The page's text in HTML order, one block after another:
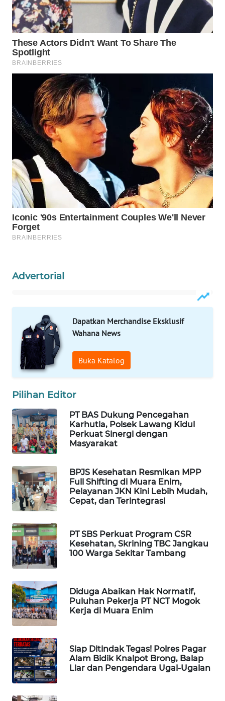
Advertorial
Dapatkan Merchandise Eksklusif
Wahana News
Buka Katalog
Pilihan Editor
PT BAS Dukung Pencegahan
Karhutla, Polsek Lawang Kidul
Perkuat Sinergi dengan
Masyarakat
BPJS Kesehatan Resmikan MPP
Full Shifting di Muara Enim,
Pelayanan JKN Kini Lebih Mudah,
Cepat, dan Terintegrasi
PT SBS Perkuat Program CSR
Kesehatan, Skrining TBC Jangkau
100 Warga Sekitar Tambang
Diduga Abaikan Hak Normatif,
Puluhan Pekerja PT NCT Mogok
Kerja di Muara Enim
Siap Ditindak Tegas! Polres Pagar
Alam Bidik Knalpot Brong, Balap
Liar dan Pengendara Ugal-Ugalan
SELEB
WAHANA
PERSONA
OTOMOTIF
WAHANA
HEALTH
WAHANA
DESA
WISATA
LAPAK
WAHANA
Wahana
Network
LISTRIK
WALINKI
ID
MAWAKA
MARTABAT
NET
PLN
MKLI
LPKKI
LKKI
KOPEKLIN
PORTAL
KONSUMEN
ALPERKLINAS
FORJASIDA